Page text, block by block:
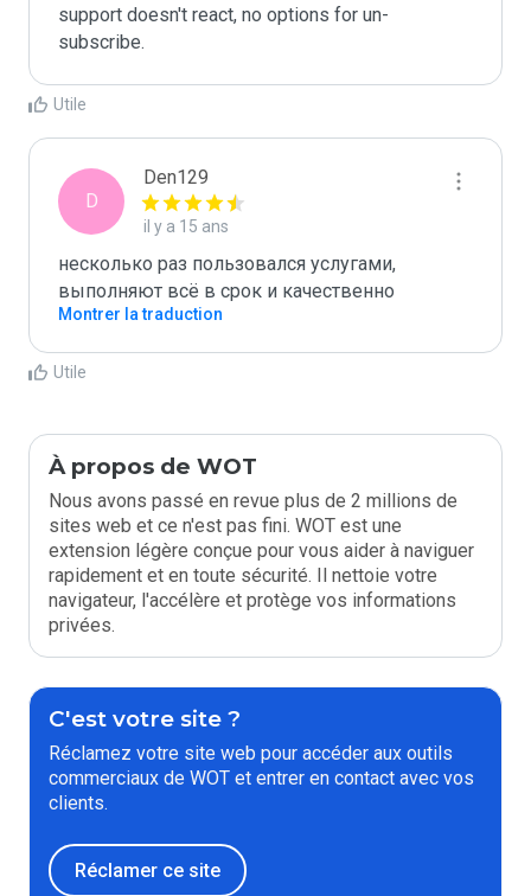
support doesn't react, no options for un-
subscribe.
Utile
D
Den129
il y a 15 ans
несколько раз пользовался услугами,
выполняют всё в срок и качественно
Montrer la traduction
Utile
À propos de WOT
Nous avons passé en revue plus de 2 millions de
sites web et ce n'est pas fini. WOT est une
extension légère conçue pour vous aider à naviguer
rapidement et en toute sécurité. Il nettoie votre
navigateur, l'accélère et protège vos informations
privées.
C'est votre site ?
Réclamez votre site web pour accéder aux outils
commerciaux de WOT et entrer en contact avec vos
clients.
Réclamer ce site